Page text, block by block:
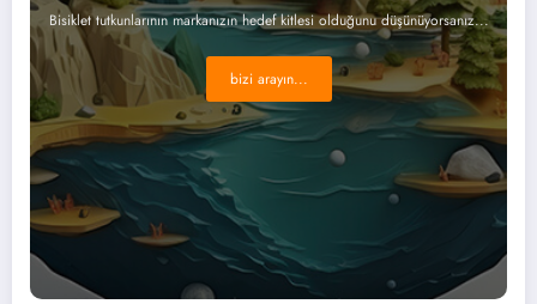
Bisiklet tutkunlarının markanızın hedef kitlesi olduğunu düşünüyorsanız...
bizi arayın...